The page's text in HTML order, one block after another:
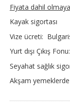
Fiyata dahil
Kayak sigortası
Vize ücreti:
Yurt dışı Çıkış
Seyahat sağlık
Akşam